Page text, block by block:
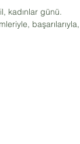
kadınlar günü.
başarılarıyla,